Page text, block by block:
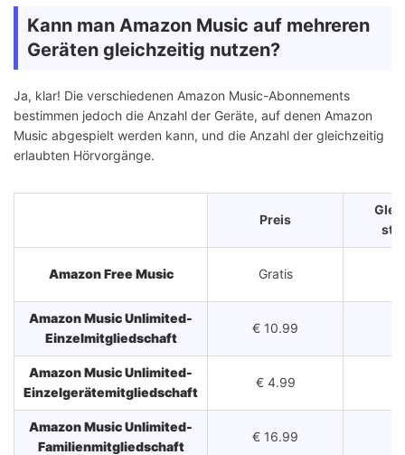
Kann man Amazon Music auf mehreren
Geräten gleichzeitig nutzen?
Ja, klar! Die verschiedenen Amazon Music-Abonnements
bestimmen jedoch die Anzahl der Geräte, auf denen Amazon
Music abgespielt werden kann, und die Anzahl der gleichzeitig
erlaubten Hörvorgänge.
Preis
Amazon Free Music Gratis
Amazon Music Unlimited-
Einzelmitgliedschaft
€ 10.99
Amazon Music Unlimited-
Einzelgerätemitgliedschaft
€ 4.99
Amazon Music Unlimited-
Familienmitgliedschaft
€ 16.99